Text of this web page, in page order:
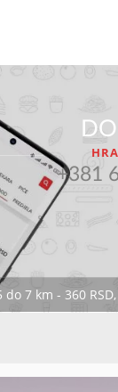
+381
do 7 km - 360